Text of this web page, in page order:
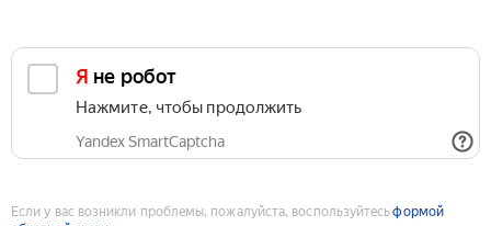
Я не робот
Нажмите, чтобы продолжить
Yandex SmartCaptcha
Если у вас возникли проблемы, пожалуйста, воспользуйтесьформой